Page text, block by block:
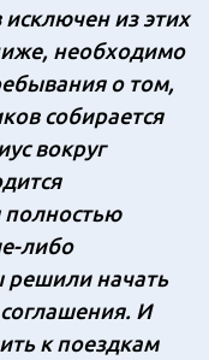
из этих
необходимо
о том,
собирается
вокруг
полностью
либо
решили начать
И
к поездкам